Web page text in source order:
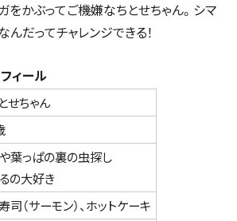
をかぶってご機嫌なちとせちゃん。シマ
だってチャレンジできる！
ィール
せちゃん
葉っぱの裏の虫探し
の大好き
司（サーモン）、ホットケーキ